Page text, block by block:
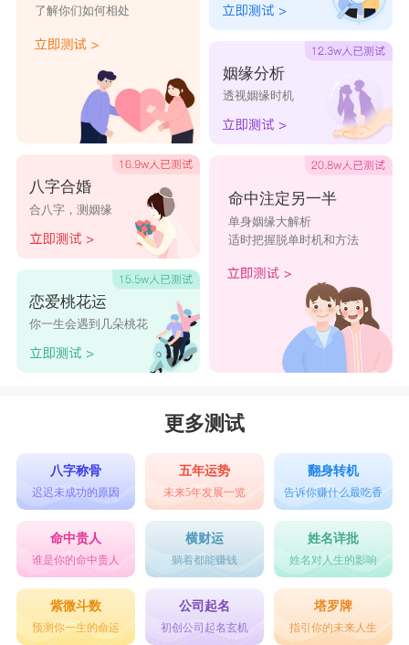
了解你们如何相处
八字合婚
合八字，测姻缘
恋爱桃花运
你一生会遇到几朵桃花
姻缘分析
透视姻缘时机
命中注定另一半
单身姻缘大解析
适时把握脱单时机和方法
更多测试
八字称骨
迟迟未成功的原因
五年运势
未来5年发展一览
翻身转机
告诉你赚什么最吃香
命中贵人
谁是你的命中贵人
横财运
躺着都能赚钱
姓名详批
姓名对人生的影响
紫微斗数
预测你一生的命运
公司起名
初创公司起名玄机
塔罗牌
指引你的未来人生